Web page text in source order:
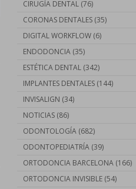
CIRUGÍA DENTAL(76)
CORONAS DENTALES(35)
DIGITAL WORKFLOW(6)
ENDODONCIA(35)
ESTÉTICA DENTAL(342)
IMPLANTES DENTALES(144)
INVISALIGN (34)
NOTICIAS(86)
ODONTOLOGÍA(682)
ODONTOPEDIATRÍA(39)
ORTODONCIA BARCELONA(166)
ORTODONCIA INVISIBLE(54)